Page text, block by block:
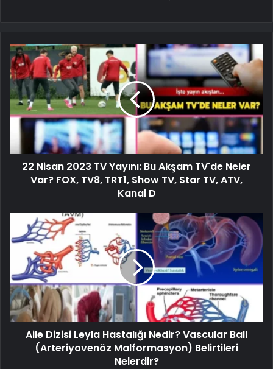
22 Nisan 2023 TV Yayını: Bu Akşam TV'de Neler
Var? FOX, TV8, TRT1, Show TV, Star TV, ATV,
Kanal D
Aile Dizisi Leyla Hastalığı Nedir? Vascular Ball
(Arteriyovenöz Malformasyon) Belirtileri
Nelerdir?